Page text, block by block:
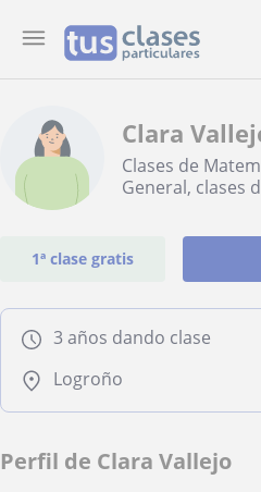
Clara
Clases de
General, clases
1ª clase gratis
3 años dando clase
Logroño
Perfil de Clara Vallejo